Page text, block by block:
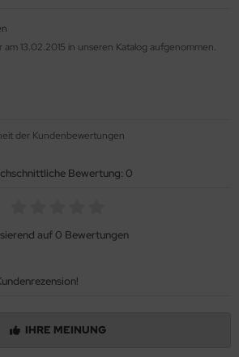
am 13.02.2015 in unseren Katalog aufgenommen.
der Kundenbewertungen
Bewertung: 0
auf 0 Bewertungen
IHRE MEINUNG